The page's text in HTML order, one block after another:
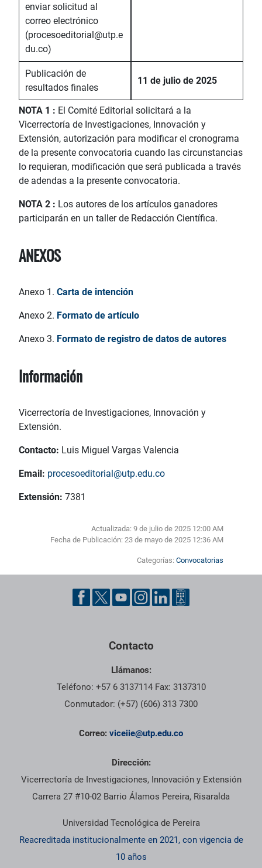
enviar solicitud al
correo electrónico
(procesoeditorial@utp.e
du.co)
Publicación de
resultados finales
11 de julio de 2025
NOTA 1 : El Comité Editorial solicitará a la
Vicerrectoría de Investigaciones, Innovación y
Extensión, autorización para modificar el cronograma
de la presente convocatoria cuando las circunstancias
lo requieran, modificación que será publicada a través
de adendas a la presente convocatoria.
NOTA 2 : Los autores de los artículos ganadores
participarán en un taller de Redacción Científica.
ANEXOS
Anexo 1. Carta de intención
Anexo 2. Formato de artículo
Anexo 3. Formato de registro de datos de autores
Información
Vicerrectoría de Investigaciones, Innovación y
Extensión.
Contacto: Luis Miguel Vargas Valencia
Email: procesoeditorial@utp.edu.co
Extensión: 7381
Actualizada: 9 de julio de 2025 12:00 AM
Fecha de Publicación: 23 de mayo de 2025 12:36 AM
Categorías: Convocatorias
Contacto
Llámanos:
Teléfono: +57 6 3137114 Fax: 3137310
Conmutador: (+57) (606) 313 7300
Correo: viceiie@utp.edu.co
Dirección:
Vicerrectoría de Investigaciones, Innovación y Extensión
Carrera 27 #10-02 Barrio Álamos Pereira, Risaralda
Universidad Tecnológica de Pereira
Reacreditada institucionalmente en 2021, con vigencia de
10 años